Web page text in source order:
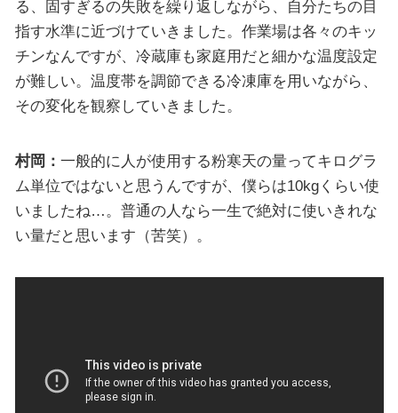
る、固すぎるの失敗を繰り返しながら、自分たちの目
指す水準に近づけていきました。作業場は各々のキッ
チンなんですが、冷蔵庫も家庭用だと細かな温度設定
が難しい。温度帯を調節できる冷凍庫を用いながら、
その変化を観察していきました。
村岡： 一般的に人が使用する粉寒天の量ってキログラ
ム単位ではないと思うんですが、僕らは10kgくらい使
いましたね…。普通の人なら一生で絶対に使いきれな
い量だと思います（苦笑）。